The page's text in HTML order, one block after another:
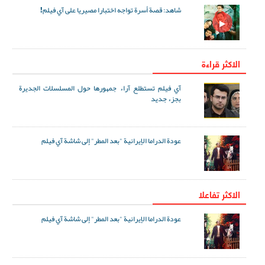
شاهد: قصة أسرة تواجه اختبارا مصيريا على آي فيلم!
الاكثر قراءة
آي فيلم تستطلع آراء جمهورها حول المسلسلات الجديرة
بجزء جديد
عودة الدراما الإيرانية "بعد المطر" إلى شاشة آي فيلم
الاکثر تفاعلا
عودة الدراما الإيرانية "بعد المطر" إلى شاشة آي فيلم